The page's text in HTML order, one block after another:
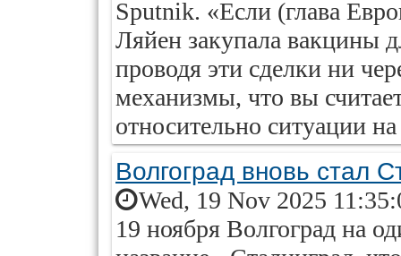
Sputnik. «Если (глава
Ляйен закупала вакцины
проводя эти сделки ни
механизмы, что вы
относительно ситуации
Волгоград вновь стал
Wed, 19 Nov 2025
19 ноября Волгоград на